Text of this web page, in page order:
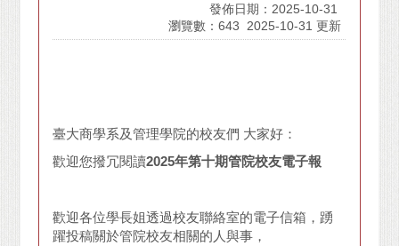
發佈日期：2025-10-31
瀏覽數：643
2025-10-31 更新
臺大商學系及管理學院的校友們 大家好：
歡迎您撥冗閱讀2025年第十期管院校友電子報
歡迎各位學長姐透過校友聯絡室的電子信箱，踴
躍投稿關於管院校友相關的人與事，